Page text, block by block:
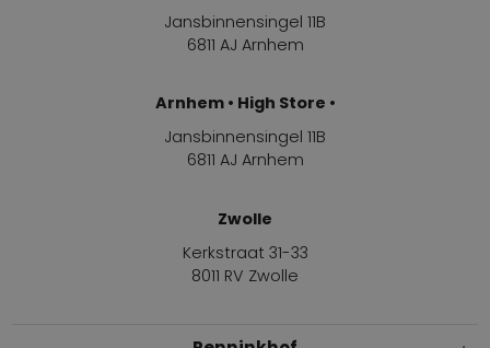
Jansbinnensingel 11B
6811 AJ Arnhem
Arnhem • High Store •
Jansbinnensingel 11B
6811 AJ Arnhem
Zwolle
Kerkstraat 31-33
8011 RV Zwolle